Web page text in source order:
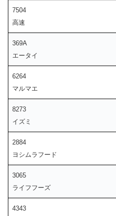
7504
高速
369A
エータイ
6264
マルマエ
8273
イズミ
2884
ヨシムラフード
3065
ライフフーズ
4343